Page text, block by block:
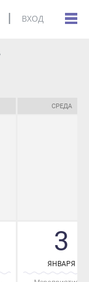
ВХОД
СРЕДА
3
Мероприятия не